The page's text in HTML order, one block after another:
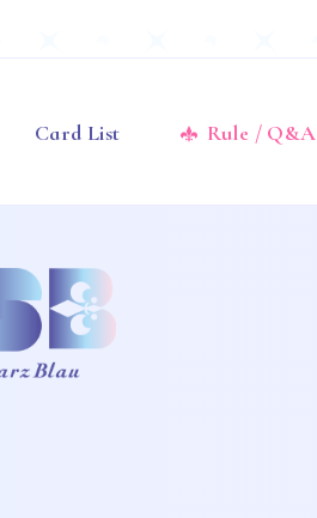
Card List Rule / Q&A